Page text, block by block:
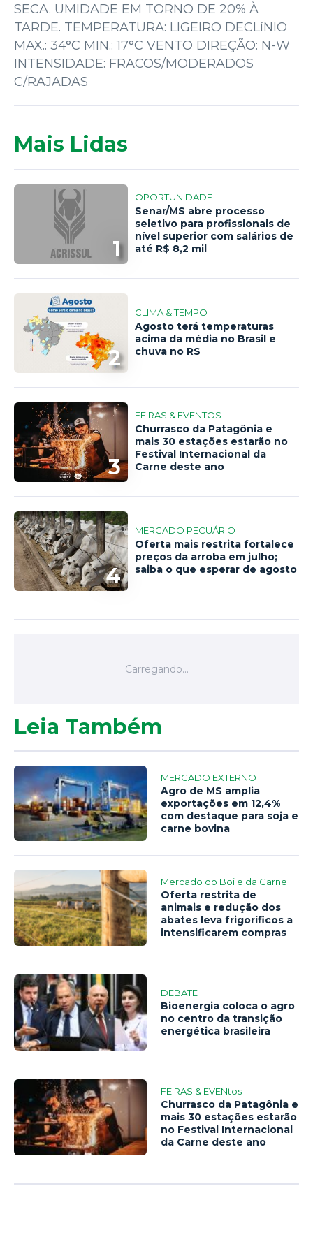
SECA. UMIDADE EM TORNO DE 20% À
TARDE. TEMPERATURA: LIGEIRO DECLíNIO
MAX.: 34°C MIN.: 17°C VENTO DIREÇÃO: N-W
INTENSIDADE: FRACOS/MODERADOS
C/RAJADAS
Mais Lidas
1
OPORTUNIDADE
Senar/MS abre processo
seletivo para profissionais de
nível superior com salários de
até R$ 8,2 mil
2
CLIMA & TEMPO
Agosto terá temperaturas
acima da média no Brasil e
chuva no RS
3
FEIRAS & EVENTOS
Churrasco da Patagônia e
mais 30 estações estarão no
Festival Internacional da
Carne deste ano
4
MERCADO PECUÁRIO
Oferta mais restrita fortalece
preços da arroba em julho;
saiba o que esperar de agosto
Leia Também
MERCADO EXTERNO
Agro de MS amplia
exportações em 12,4%
com destaque para soja e
carne bovina
Mercado do Boi e da Carne
Oferta restrita de
animais e redução dos
abates leva frigoríficos a
intensificarem compras
DEBATE
Bioenergia coloca o agro
no centro da transição
energética brasileira
FEIRAS & EVENtos
Churrasco da Patagônia e
mais 30 estações estarão
no Festival Internacional
da Carne deste ano